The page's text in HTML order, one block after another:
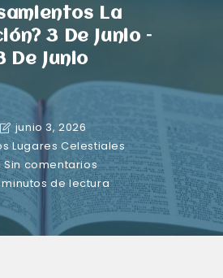
La
3 De Junio –
De Junio
junio 3, 2026
Lugares Celestiales
Sin comentarios
minutos de lectura